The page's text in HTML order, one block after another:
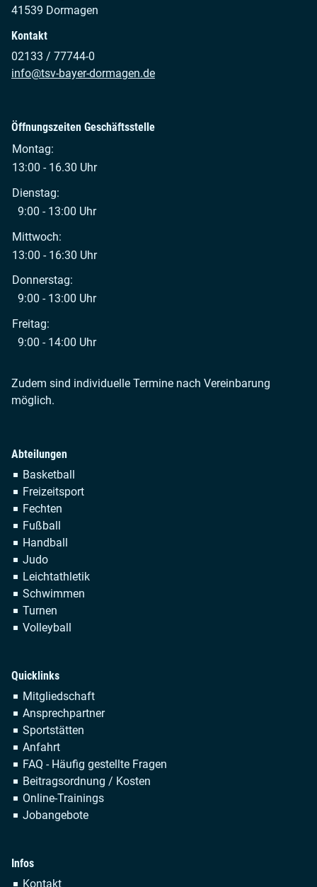
41539 Dormagen
Kontakt
02133 / 77744-0
info@tsv-bayer-dormagen.de
Öffnungszeiten Geschäftsstelle
Montag:
13:00 - 16.30 Uhr
Dienstag:
9:00 - 13:00 Uhr
Mittwoch:
13:00 - 16:30 Uhr
Donnerstag:
9:00 - 13:00 Uhr
Freitag:
9:00 - 14:00 Uhr
Zudem sind individuelle Termine nach Vereinbarung
möglich.
Abteilungen
Navigation
überspringen
Basketball
Freizeitsport
Fechten
Fußball
Handball
Judo
Leichtathletik
Schwimmen
Turnen
Volleyball
Quicklinks
Navigation
überspringen
Mitgliedschaft
Ansprechpartner
Sportstätten
Anfahrt
FAQ - Häufig gestellte Fragen
Beitragsordnung / Kosten
Online-Trainings
Jobangebote
Infos
Navigation
Kontakt